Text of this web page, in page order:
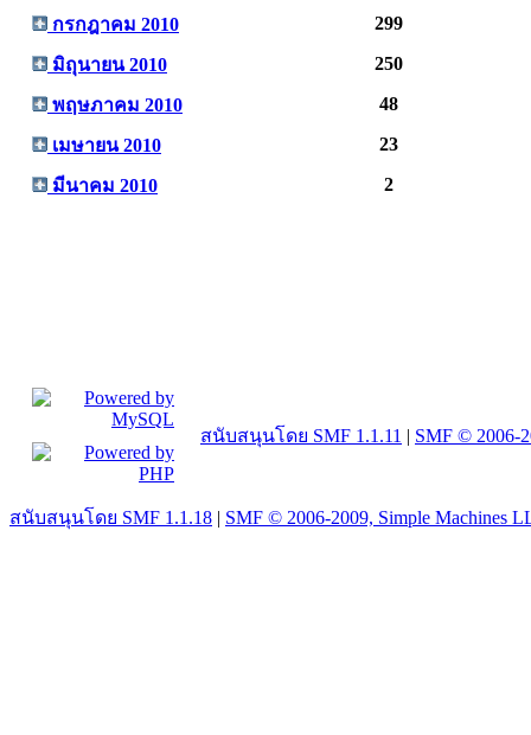
กรกฎาคม 2010 299
มิถุนายน 2010 250
พฤษภาคม 2010 48
เมษายน 2010 23
มีนาคม 2010 2
สนับสนุนโดย SMF 1.1.11 | SMF © 2006-
สนับสนุนโดย SMF 1.1.18 | SMF © 2006-2009, Simple Machines